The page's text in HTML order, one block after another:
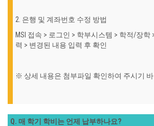
2. 은행 및 계좌번호 수정 방법
MSI 접속 > 로그인 > 학부시스템 > 학적/장학
력 > 변경된 내용 입력 후 확인
※ 상세 내용은 첨부파일 확인하여 주시기 바
Q. 매 학기 학비는 언제 납부하나요?